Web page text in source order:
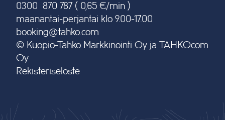
0300 870 787 ( 0,65 €/min )
maanantai-perjantai klo 9.00-17.00
booking@tahko.com
© Kuopio-Tahko Markkinointi Oy ja TAHKOcom
Oy
Rekisteriseloste